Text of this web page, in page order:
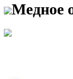
Медное